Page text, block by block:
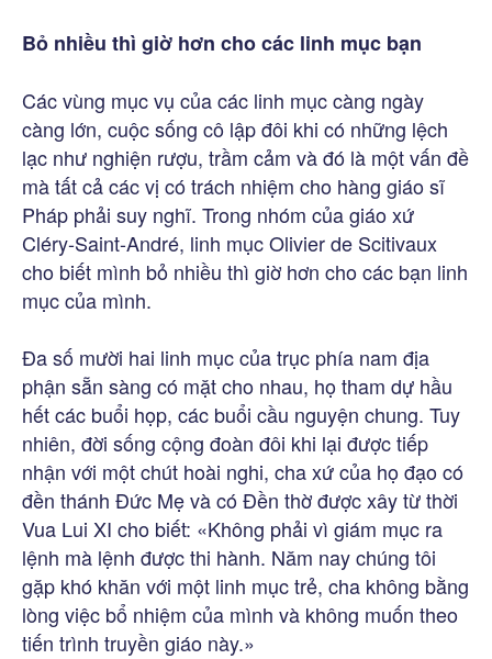
Bỏ nhiều thì giờ hơn cho các linh mục bạn
Các vùng mục vụ của các linh mục càng ngày
càng lớn, cuộc sống cô lập đôi khi có những lệch
lạc như nghiện rượu, trầm cảm và đó là một vấn đề
mà tất cả các vị có trách nhiệm cho hàng giáo sĩ
Pháp phải suy nghĩ. Trong nhóm của giáo xứ
Cléry-Saint-André, linh mục Olivier de Scitivaux
cho biết mình bỏ nhiều thì giờ hơn cho các bạn linh
mục của mình.
Đa số mười hai linh mục của trục phía nam địa
phận sẵn sàng có mặt cho nhau, họ tham dự hầu
hết các buổi họp, các buổi cầu nguyện chung. Tuy
nhiên, đời sống cộng đoàn đôi khi lại được tiếp
nhận với một chút hoài nghi, cha xứ của họ đạo có
đền thánh Đức Mẹ và có Đền thờ được xây từ thời
Vua Lui XI cho biết: «Không phải vì giám mục ra
lệnh mà lệnh được thi hành. Năm nay chúng tôi
gặp khó khăn với một linh mục trẻ, cha không bằng
lòng việc bổ nhiệm của mình và không muốn theo
tiến trình truyền giáo này.»